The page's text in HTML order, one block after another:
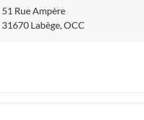
51 Rue Ampère
31670 Labège, OCC